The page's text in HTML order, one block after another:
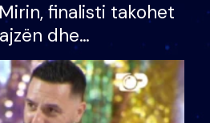
finalisti takohet
dhe
S’kemi ndonjë letër